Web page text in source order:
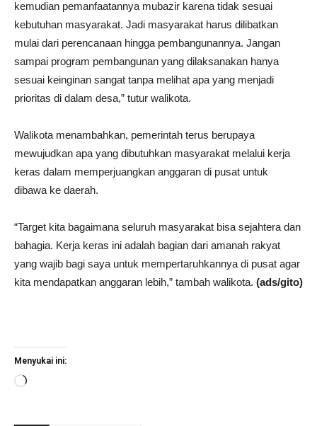
kemudian pemanfaatannya mubazir karena tidak sesuai
kebutuhan masyarakat. Jadi masyarakat harus dilibatkan
mulai dari perencanaan hingga pembangunannya. Jangan
sampai program pembangunan yang dilaksanakan hanya
sesuai keinginan sangat tanpa melihat apa yang menjadi
prioritas di dalam desa,” tutur walikota.
Walikota menambahkan, pemerintah terus berupaya
mewujudkan apa yang dibutuhkan masyarakat melalui kerja
keras dalam memperjuangkan anggaran di pusat untuk
dibawa ke daerah.
“Target kita bagaimana seluruh masyarakat bisa sejahtera dan
bahagia. Kerja keras ini adalah bagian dari amanah rakyat
yang wajib bagi saya untuk mempertaruhkannya di pusat agar
kita mendapatkan anggaran lebih,” tambah walikota. (ads/gito)
Menyukai ini:
Memuat...